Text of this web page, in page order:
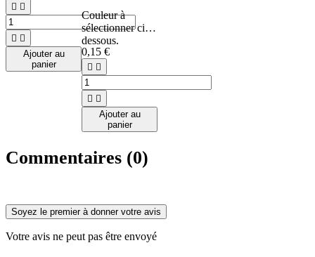
 
 
Ajouter au
panier
Couleur à
sélectionner ci-
dessous.
0,15 €
 
 
Ajouter au
panier
Commentaires (0)
Soyez le premier à donner votre avis
Votre avis ne peut pas être envoyé